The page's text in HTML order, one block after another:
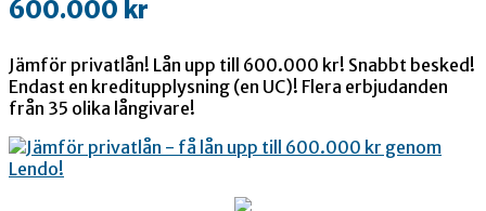
600.000 kr
Jämför privatlån! Lån upp till 600.000 kr! Snabbt besked!
Endast en kreditupplysning (en UC)! Flera erbjudanden
från 35 olika långivare!